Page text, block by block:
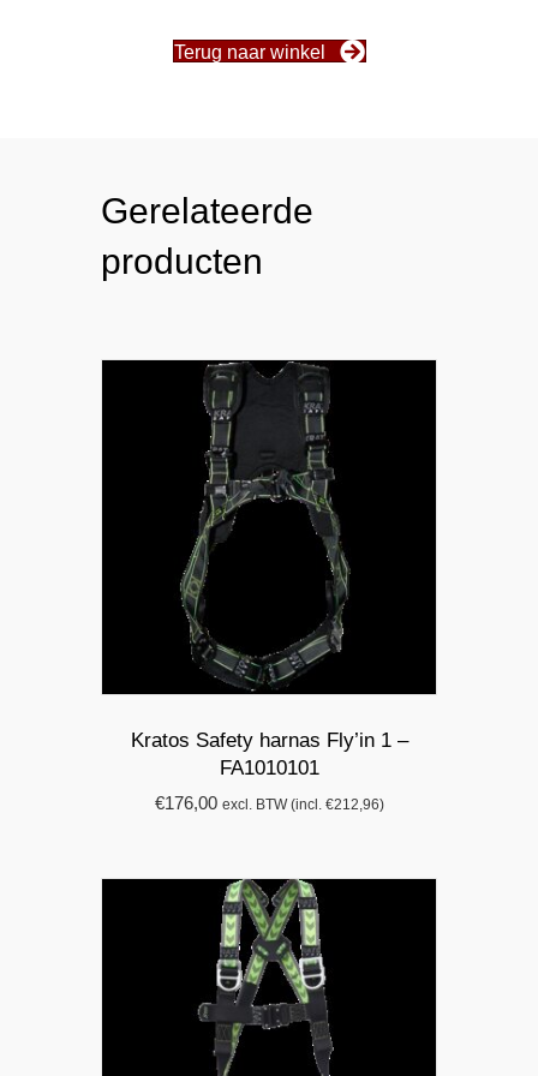
Terug naar winkel
Gerelateerde
producten
Kratos Safety harnas Fly’in 1 –
FA1010101
€176,00 excl. BTW (incl. €212,96)